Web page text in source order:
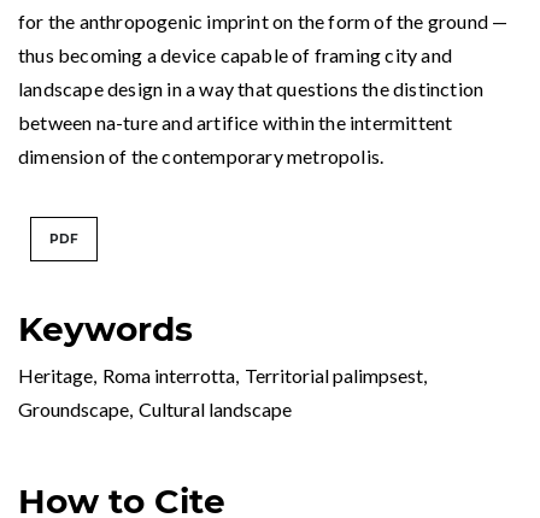
Keywords
Heritage Roma interrotta Territorial palimpsest
Groundscape Cultural landscape
How to Cite
for the anthropogenic imprint on the form of the ground —
thus becoming a device capable of framing city and
landscape design in a way that questions the distinction
between na-ture and artifice within the intermittent
dimension of the contemporary metropolis.
PDF